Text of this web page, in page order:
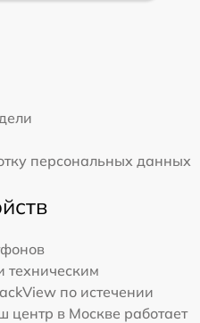
персональных данных
по истечении
центр в Москве работает